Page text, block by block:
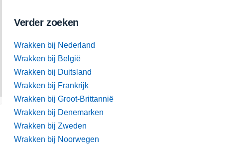
Verder zoeken
Wrakken bij Nederland
Wrakken bij België
Wrakken bij Duitsland
Wrakken bij Frankrijk
Wrakken bij Groot-Brittannië
Wrakken bij Denemarken
Wrakken bij Zweden
Wrakken bij Noorwegen